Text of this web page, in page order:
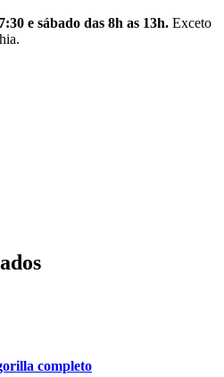
e sábado das 8h as 13h. Exceto
completo